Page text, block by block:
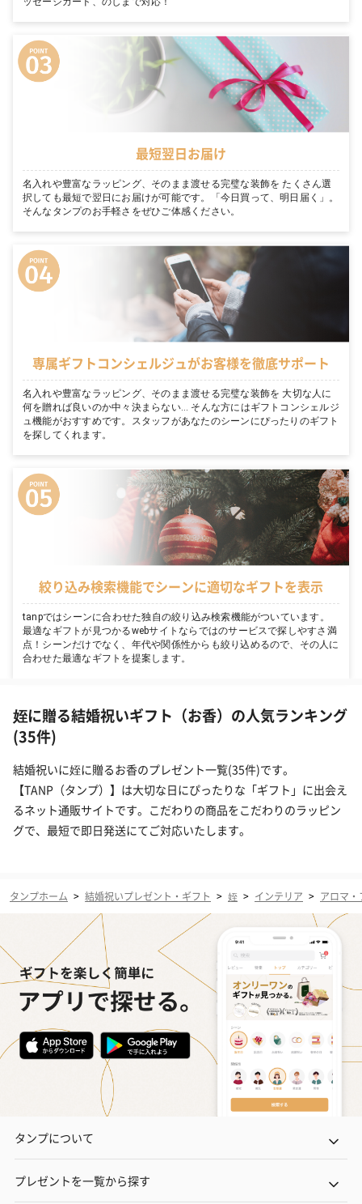
最短翌日お届け
名入れや豊富なラッピング、そのまま渡せる完璧な装飾を たくさん選
択しても最短で翌日にお届けが可能です。「今日買って、明日届く」。
そんなタンプのお手軽さをぜひご体感ください。
専属ギフトコンシェルジュがお客様を徹底サポート
名入れや豊富なラッピング、そのまま渡せる完璧な装飾を 大切な人に
何を贈れば良いのか中々決まらない… そんな方にはギフトコンシェルジ
ュ機能がおすすめです。スタッフがあなたのシーンにぴったりのギフト
を探してくれます。
絞り込み検索機能でシーンに適切なギフトを表示
tanpではシーンに合わせた独自の絞り込み検索機能がついています。
最適なギフトが見つかるwebサイトならではのサービスで探しやすさ満
点！シーンだけでなく、年代や関係性からも絞り込めるので、その人に
合わせた最適なギフトを提案します。
姪に贈る結婚祝いギフト（お香）の人気ランキング
(35件)
結婚祝いに姪に贈るお香のプレゼント一覧(35件)です。
【TANP（タンプ）】は大切な日にぴったりな「ギフト」に出会え
るネット通販サイトです。こだわりの商品をこだわりのラッピン
グで、最短で即日発送にてご対応いたします。
タンプホーム > 結婚祝いプレゼント・ギフト > 姪 > インテリア > アロマ
タンプについて
プレゼントを一覧から探す